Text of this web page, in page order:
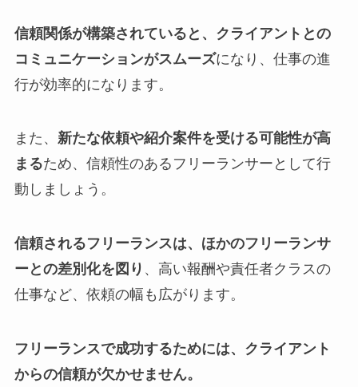
信頼関係が構築されていると、クライアントとの
コミュニケーションがスムーズになり、仕事の進
行が効率的になります。
また、 新たな依頼や紹介案件を受ける可能性が高
まるため、信頼性のあるフリーランサーとして行
動しましょう。
信頼されるフリーランスは、ほかのフリーランサ
ーとの差別化を図り 、高い報酬や責任者クラスの
仕事など、依頼の幅も広がります。
フリーランスで成功するためには、クライアント
からの信頼が欠かせません。